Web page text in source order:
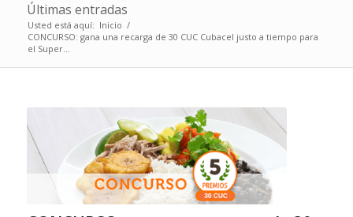
Últimas entradas
Usted está aquí: Inicio /
CONCURSO: gana una recarga de 30 CUC Cubacel justo a tiempo para
el Super...